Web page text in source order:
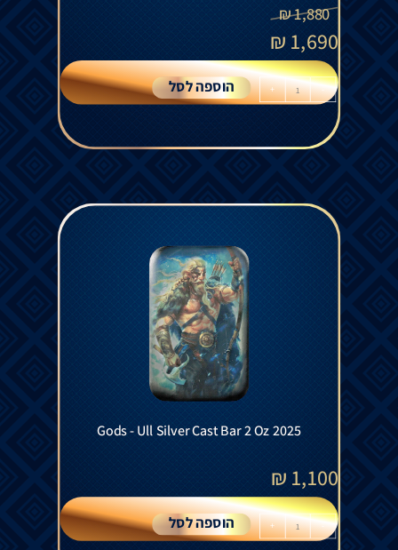
1,880
₪
1,690
₪
-
+ הוספה לסל
Gods - Ull Silver Cast Bar 2 Oz 2025
1,100
₪
-
+ הוספה לסל